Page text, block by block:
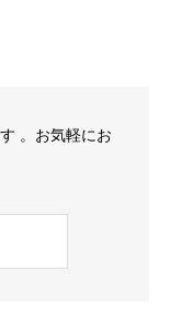
。お気軽にお